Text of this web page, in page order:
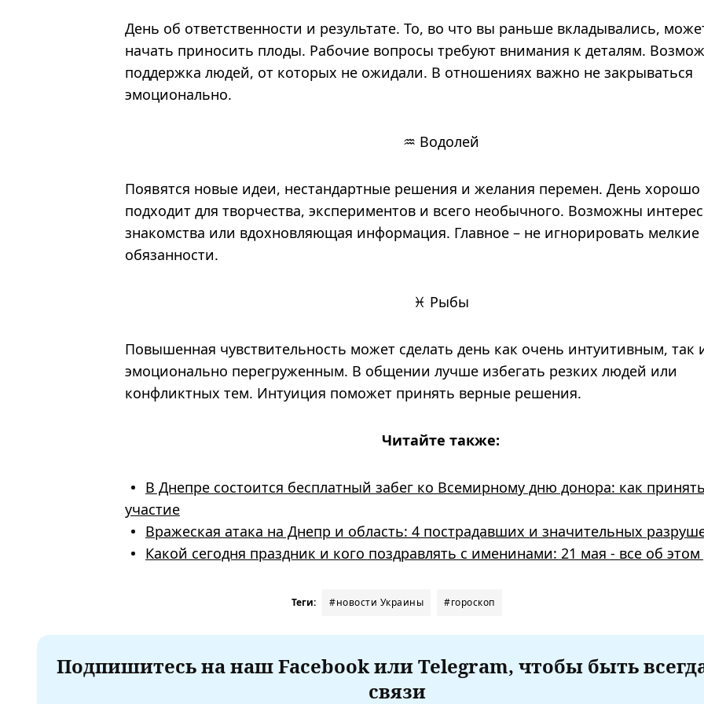
День об ответственности и результате. То, во что вы раньше вкладывались,
начать приносить плоды. Рабочие вопросы требуют внимания к деталям.
поддержка людей, от которых не ожидали. В отношениях важно не закрываться
эмоционально.
♒ Водолей
Появятся новые идеи, нестандартные решения и желания перемен. День хорошо
подходит для творчества, экспериментов и всего необычного. Возможны
знакомства или вдохновляющая информация. Главное – не игнорировать мелкие
обязанности.
♓ Рыбы
Повышенная чувствительность может сделать день как очень интуитивным, так
эмоционально перегруженным. В общении лучше избегать резких людей или
конфликтных тем. Интуиция поможет принять верные решения.
Читайте также:
В Днепре состоится бесплатный забег ко Всемирному дню донора: как принять
участие
Вражеская атака на Днепр и область: 4 пострадавших и значительных
Какой сегодня праздник и кого поздравлять с именинами: 21 мая - все об этом
Теги: #новости Украины #гороскоп
Подпишитесь на наш Facebook или Telegram, чтобы быть
связи